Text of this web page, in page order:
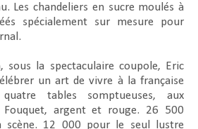
Les chandeliers en sucre moulés à
spécialement sur mesure pour
sous la spectaculaire coupole, Eric
un art de vivre à la française
tables somptueuses, aux
Fouquet, argent et rouge. 26 500
scène. 12 000 pour le seul lustre